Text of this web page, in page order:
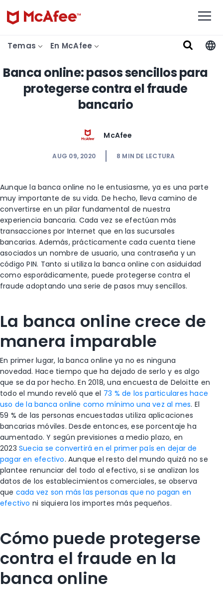
Temas En McAfee
Banca online: pasos sencillos para
protegerse contra el fraude
bancario
McAfee
AUG 09, 2020 8 MIN DE LECTURA
Aunque la banca online no le entusiasme, ya es una parte
muy importante de su vida. De hecho, lleva camino de
convertirse en un pilar fundamental de nuestra
experiencia bancaria. Cada vez se efectúan más
transacciones por Internet que en las sucursales
bancarias. Además, prácticamente cada cuenta tiene
asociados un nombre de usuario, una contraseña y un
código PIN. Tanto si utiliza la banca online con asiduidad
como esporádicamente, puede protegerse contra el
fraude adoptando una serie de pasos muy sencillos.
La banca online crece de
manera imparable
En primer lugar, la banca online ya no es ninguna
novedad. Hace tiempo que ha dejado de serlo y es algo
que se da por hecho. En 2018, una encuesta de Deloitte en
todo el mundo reveló que el 73 % de los particulares hace
uso de la banca online como mínimo una vez al mes. El
59 % de las personas encuestadas utiliza aplicaciones
bancarias móviles. Desde entonces, ese porcentaje ha
aumentado. Y según previsiones a medio plazo, en
2023Suecia se convertirá en el primer país en dejar de
pagar en efectivo. Aunque el resto del mundo quizá no se
plantee renunciar del todo al efectivo, si se analizan los
datos de los establecimientos comerciales, se observa
que cada vez son más las personas que no pagan en
efectivo ni siquiera los importes más pequeños.
Cómo puede protegerse
contra el fraude en la
banca online